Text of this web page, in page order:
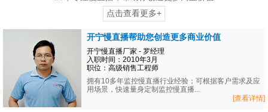
点击查看更多+
开宁慢直播帮助您创造更多商业价值
开宁慢直播厂家 - 罗经理
入职时间：2010年3月
职位：高级销售工程师
拥有10多年监控慢直播行业经验；可根据客户需求及应
用场景，快速量身定制监控慢直播...
[查看详情]